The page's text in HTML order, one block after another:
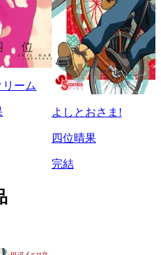
リーム
よしとおさま!
四位晴果
完結